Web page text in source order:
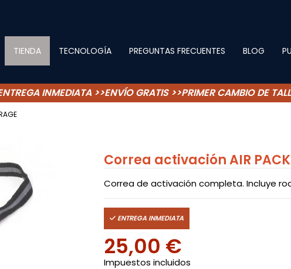
TIENDA TECNOLOGÍA PREGUNTAS FRECUENTES BLOG
INMEDIATA >>ENVÍO GRATIS >>PRIMER CAMBIO DE
Correa activación AIR PACK
Correa de activación completa. Incluye
ENTREGA INMEDIATA
25,00 €
Impuestos incluidos